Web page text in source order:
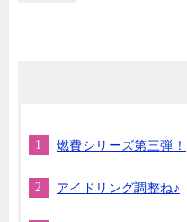
燃費シリーズ第三弾！
アイドリング調整ね♪